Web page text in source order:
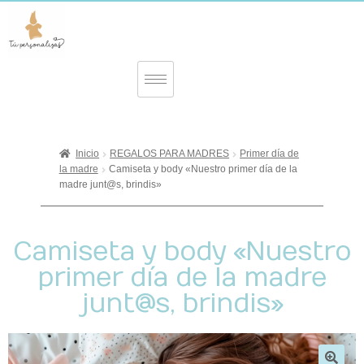
Inicio REGALOS PARA MADRES
Primer día de
la madre
Camiseta y body «Nuestro primer día de la
madre junt@s, brindis»
Camiseta y body «Nuestro
primer día de la madre
junt@s, brindis»